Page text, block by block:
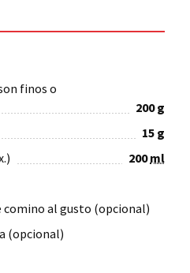
finos o
200g
15 g
200ml
comino al gusto (opcional)
(opcional)